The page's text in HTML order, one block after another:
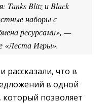
Tanks Blitz и Black
наборы с
ресурсами», —
«Леста Игры».
рассказали, что в
в одной
позволяет